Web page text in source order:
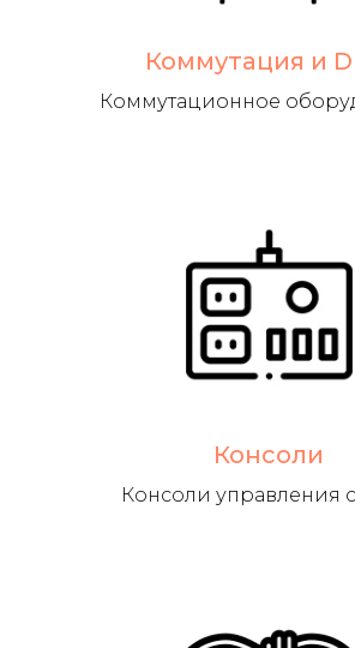
Коммутация и
Коммутационное
Консоли
Консоли управления